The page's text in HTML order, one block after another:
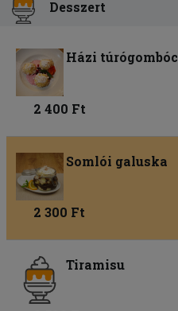
Desszert
Házi túrógombóc
2 400 Ft
Somlói galuska
2 300 Ft
Tiramisu